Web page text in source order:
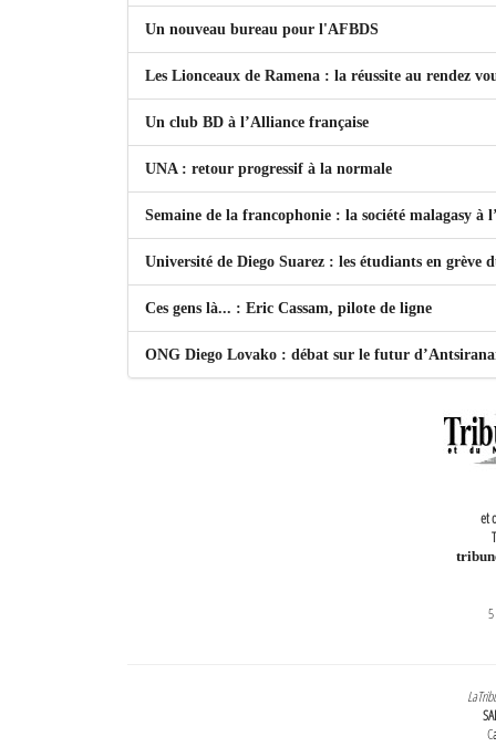
Un nouveau bureau pour l'AFBDS
Les Lionceaux de Ramena : la réussite au rendez
Un club BD à l’Alliance française
UNA : retour progressif à la normale
Semaine de la francophonie : la société malagasy à
Université de Diego Suarez : les étudiants en grève
Ces gens là... : Eric Cassam, pilote de ligne
ONG Diego Lovako : débat sur le futur
et